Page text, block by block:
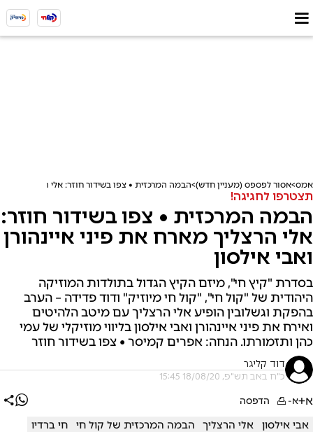
אמס אסור לפספס (מעניין חדש) הבמה המרכזית • צפו בשידור חוזר: אלי הרצליך מארח
תצטרפו לחגיגה!
הבמה המרכזית • צפו בשידור חוזר:
אלי הרצליך מארח את פיני איינהורן
ואבי אילסון
בסדרת "קיץ חי", מיזם הקיץ הגדול בתולדות המוזיקה
היהודית של "קול חי", "קול חי מיוזיק" ודוד פדידה – הערב
בהפקת וגשלובין הופיע אלי הרצליך עם מיטב הלהיטים
ואירח את פיני איינהורן ואבי אילסון בליווי מוזיקלי של עמי
כהן ותזמורתו. הנחה: אפרים קמיסר • צפו בשידור חוזר
דוד קליגר
כ"ח באב תש"פ, 18/08/20 15:45
א+א- הדפסה
אבי אילסון אלי הרצליך הבמה המרכזית של קול חי
חי ברדיו